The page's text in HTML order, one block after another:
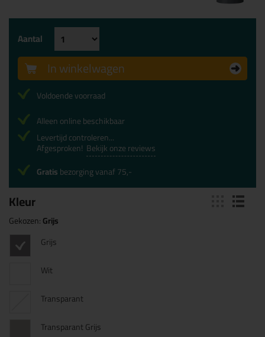
Kleur
Gekozen:Grijs
Grijs
Wit
Transparant
Transparant Grijs
Aantal
In winkelwagen
Voldoende voorraad
Alleen online beschikbaar
Levertijd controleren...
Afgesproken! Bekijk onze reviews
Gratisbezorging vanaf 75,-